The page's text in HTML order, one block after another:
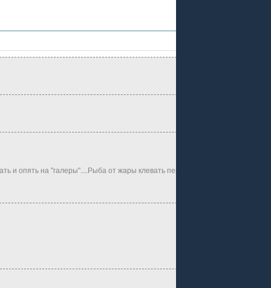
и опять на "галеры"....Рыба от жары клевать перестала и я решил сделать